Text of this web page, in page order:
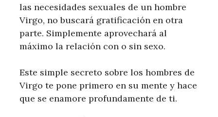
las necesidades sexuales de un hombre
Virgo, no buscará gratificación en otra
parte. Simplemente aprovechará al
máximo la relación con o sin sexo.
Este simple secreto sobre los hombres de
Virgo te pone primero en su mente y hace
que se enamore profundamente de ti.